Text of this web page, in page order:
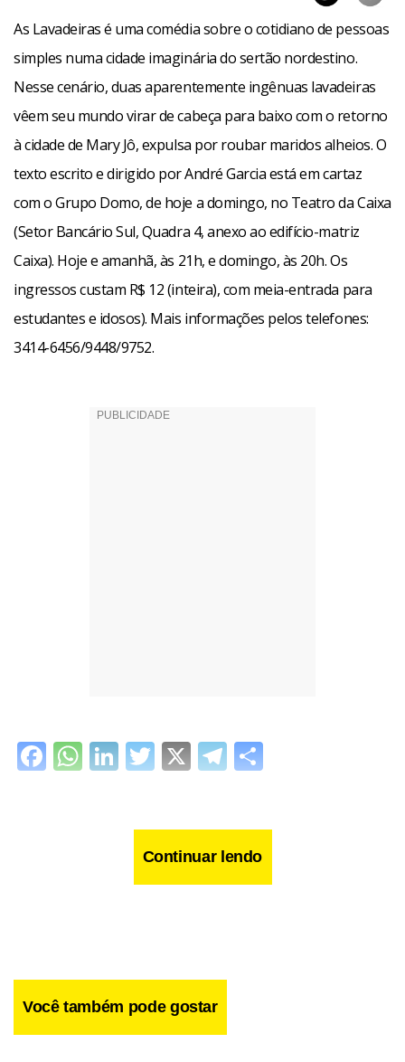
As Lavadeiras é uma comédia sobre o cotidiano de pessoas
simples numa cidade imaginária do sertão nordestino.
Nesse cenário, duas aparentemente ingênuas lavadeiras
vêem seu mundo virar de cabeça para baixo com o retorno
à cidade de Mary Jô, expulsa por roubar maridos alheios. O
texto escrito e dirigido por André Garcia está em cartaz
com o Grupo Domo, de hoje a domingo, no Teatro da Caixa
(Setor Bancário Sul, Quadra 4, anexo ao edifício-matriz
Caixa). Hoje e amanhã, às 21h, e domingo, às 20h. Os
ingressos custam R$ 12 (inteira), com meia-entrada para
estudantes e idosos). Mais informações pelos telefones:
3414-6456/9448/9752.
Facebook
WhatsApp
LinkedIn
Twitter
X Telegram
Continuar lendo
Você também pode gostar